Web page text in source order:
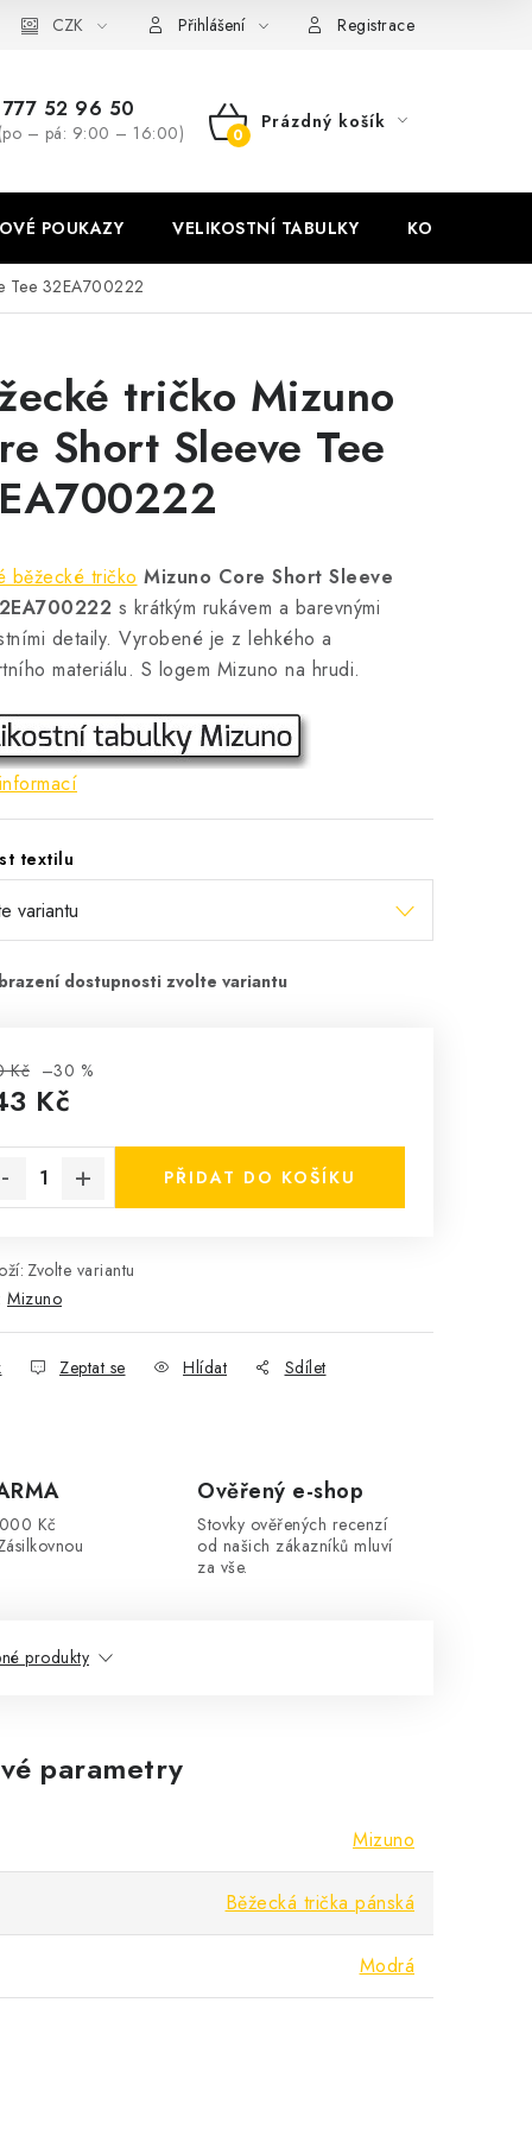
tabulky Ochrana osobních údajů Zásady používání
CZK Přihlášení Registrace
777 52 96 50
(po – pá: 9:00 – 16:00)
NÁKUPNÍ
Prázdný košík
POUKAZY VELIKOSTNÍ TABULKY KONTAKT
Tee 32EA700222
tričko Mizuno
Short Sleeve Tee
běžecké tričko Mizuno Core Short Sleeve
s krátkým rukávem a barevnými
detaily. Vyrobené je z lehkého a
materiálu. S logem Mizuno na hrudi.
textilu
Kč –30 %
Kč
PŘIDAT DO KOŠÍKU
Zvolte variantu
Mizuno
Zeptat se Hlídat Sdílet
Kč
Ověřený e-shop
Stovky ověřených recenzí
od našich zákazníků mluví
za vše.
produkty
parametry
Mizuno
Běžecká trička pánská
Modrá